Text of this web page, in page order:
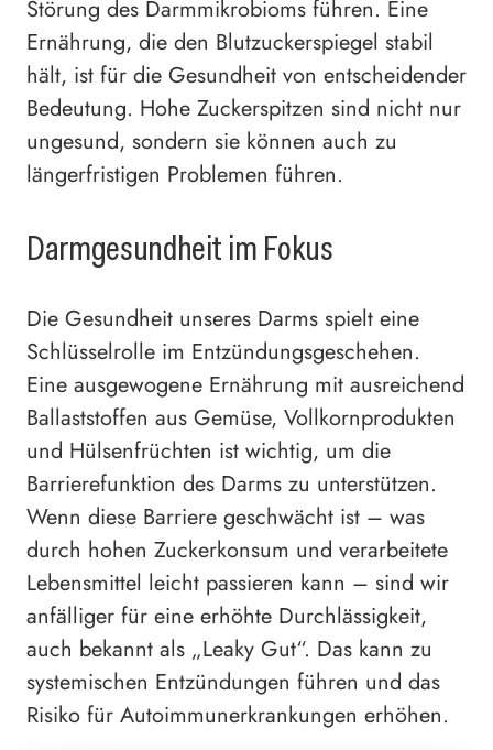
Störung des Darmmikrobioms führen. Eine
Ernährung, die den Blutzuckerspiegel stabil
hält, ist für die Gesundheit von entscheidender
Bedeutung. Hohe Zuckerspitzen sind nicht nur
ungesund, sondern sie können auch zu
längerfristigen Problemen führen.
Darmgesundheit im Fokus
Die Gesundheit unseres Darms spielt eine
Schlüsselrolle im Entzündungsgeschehen.
Eine ausgewogene Ernährung mit ausreichend
Ballaststoffen aus Gemüse, Vollkornprodukten
und Hülsenfrüchten ist wichtig, um die
Barrierefunktion des Darms zu unterstützen.
Wenn diese Barriere geschwächt ist – was
durch hohen Zuckerkonsum und verarbeitete
Lebensmittel leicht passieren kann – sind wir
anfälliger für eine erhöhte Durchlässigkeit,
auch bekannt als „Leaky Gut“. Das kann zu
systemischen Entzündungen führen und das
Risiko für Autoimmunerkrankungen erhöhen.